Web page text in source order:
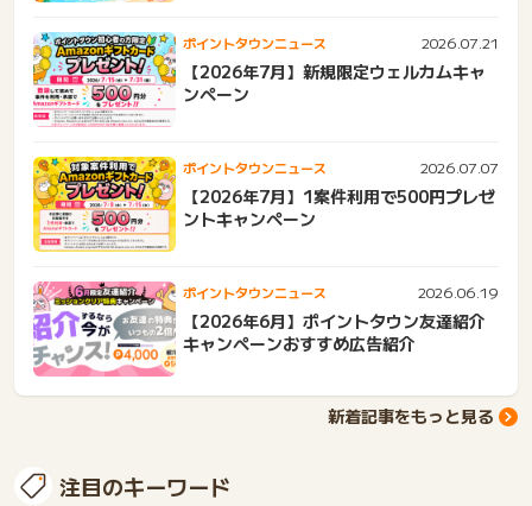
ポイントタウンニュース 2026.07.21
【2026年7月】新規限定ウェルカムキャ
ンペーン
ポイントタウンニュース 2026.07.07
【2026年7月】1案件利用で500円プレゼ
ントキャンペーン
ポイントタウンニュース 2026.06.19
【2026年6月】ポイントタウン友達紹介
キャンペーンおすすめ広告紹介
新着記事をもっと見る
注目のキーワード